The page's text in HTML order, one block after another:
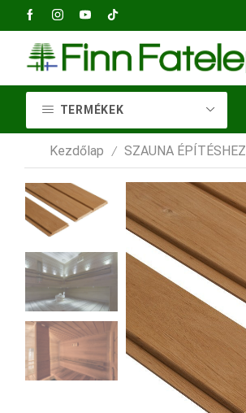
TERMÉKEK
Kezdőlap / SZAUNA ÉPÍTÉSHEZ